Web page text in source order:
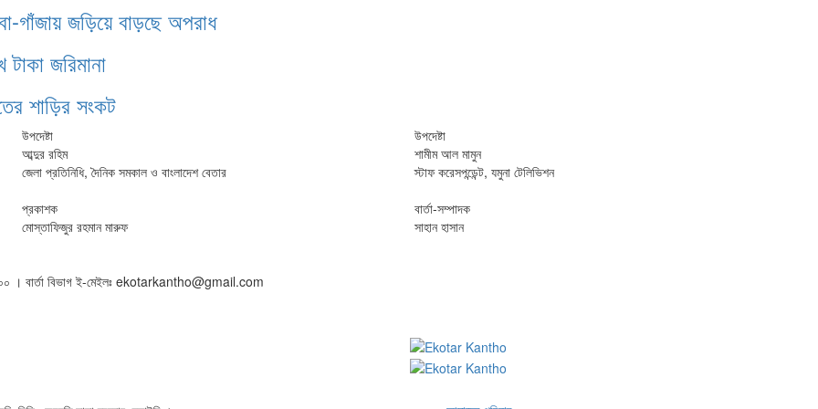
গাঁজায় জড়িয়ে বাড়ছে অপরাধ
জরিমানা
শাড়ির সংকট
উপদেষ্টা
আব্দুর রহিম
জেলা প্রতিনিধি, দৈনিক সমকাল ও বাংলাদেশ বেতার
উপদেষ্টা
শামীম আল মামুন
স্টাফ করেসপন্ডেন্ট, যমুনা টেলিভিশন
প্রকাশক
মোস্তাফিজুর রহমান মারুফ
বার্তা-সম্পাদক
সাহান হাসান
। বার্তা বিভাগ ই-মেইলঃ ekotarkantho@gmail.com